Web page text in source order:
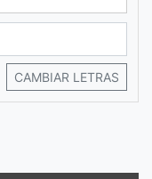
CAMBIAR LETRAS